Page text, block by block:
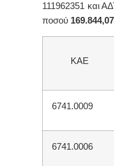
111962351 και
ποσού
ΚΑΕ
6741.0009
6741.0006